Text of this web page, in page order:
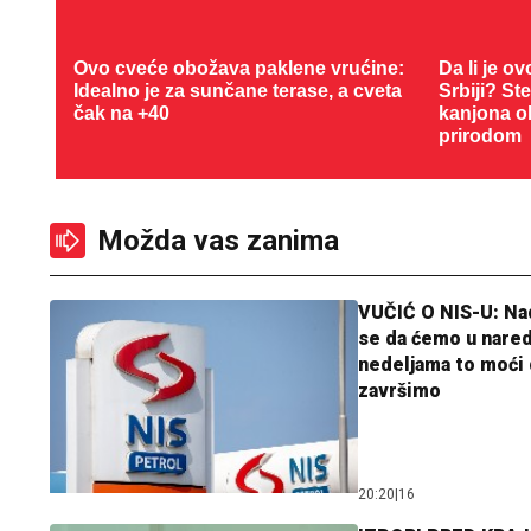
Ovo cveće obožava paklene vrućine:
Idealno je za sunčane terase, a cveta
čak na +40
Da li je
Srbiji?
okružena
Možda vas zanima
VUČIĆ O NIS-U:
se da ćemo u
nedeljama to moći
završimo
20:20 16